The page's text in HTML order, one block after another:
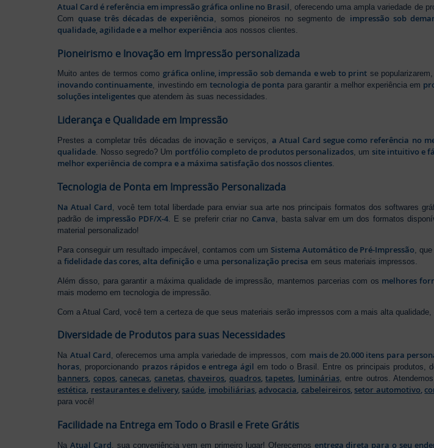
Atual Card é referência em impressão gráfica online no Brasil , oferecendo uma ampla variedade de
Comquase três décadas de experiência , somos pioneiros no segmento de impressão sob
qualidade, agilidade e a melhor experiência aos nossos clientes.
Pioneirismo e Inovação em Impressão personalizada
Muito antes de termos como gráfica online, impressão sob demanda e web to print se
inovando continuamente, investindo em tecnologia de ponta para garantir a melhor experiência em
soluções inteligentes que atendem às suas necessidades.
Liderança e Qualidade em Impressão
Prestes a completar três décadas de inovação e serviços,a Atual Card segue como referência no
qualidade. Nosso segredo? Um portfólio completo de produtos personalizados, um site intuitivo e
melhor experiência de compra e a máxima satisfação dos nossos clientes.
Tecnologia de Ponta em Impressão Personalizada
Na Atual Card , você tem total liberdade para enviar sua arte nos principais formatos dos softwares
padrão de impressão PDF/X-4 . E se preferir criar no Canva , basta salvar em um dos formatos
material personalizado!
Para conseguir um resultado impecável, contamos com um Sistema Automático de Pré-Impressão ,
afidelidade das cores, alta definição e uma personalização precisa em seus materiais impressos.
Além disso, para garantir a máxima qualidade de impressão, mantemos parcerias com os melhores
mais moderno em tecnologia de impressão.
Com a Atual Card, você tem a certeza de que seus materiais serão impressos com a mais alta
Diversidade de Produtos para suas Necessidades
Na Atual Card, oferecemos uma ampla variedade de impressos, com mais de 20.000 itens para
horas, proporcionando prazos rápidos e entrega ágil em todo o Brasil. Entre os principais produtos,
banners, copos,canecas, canetas,chaveiros, quadros,tapetes, luminárias, entre outros.
estética, restaurantes e delivery, saúde, imobiliárias,advocacia, cabeleireiros, setor automotivo,
para você!
Facilidade na Entrega em Todo o Brasil e Frete Grátis
NaAtual Card , sua conveniência vem em primeiro lugar! Oferecemos entrega direta para o seu